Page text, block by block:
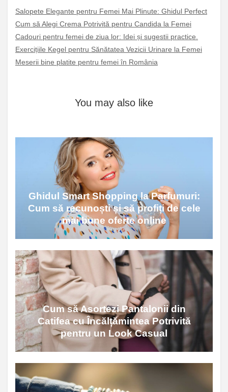
Salopete Elegante pentru Femei Mai Plinute: Ghidul Perfect
Cum să Alegi Crema Potrivită pentru Candida la Femei
Cadouri pentru femei de ziua lor: Idei și sugestii practice.
Exercițiile Kegel pentru Sănătatea Vezicii Urinare la Femei
Meserii bine platite pentru femei în România
You may also like
Ghidul Smart Shopping la Parfumuri:
Cum să recunoști și să profiți de cele
mai bune oferte online
Cum să Asortezi Pantalonii din
Catifea cu Încălțămintea Potrivită
pentru un Look Casual